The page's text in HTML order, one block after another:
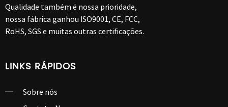
Qualidade também é nossa prioridade,
nossa fábrica ganhou ISO9001, CE, FCC,
RoHS, SGS e muitas outras certificações.
LINKS RÁPIDOS
Sobre nós